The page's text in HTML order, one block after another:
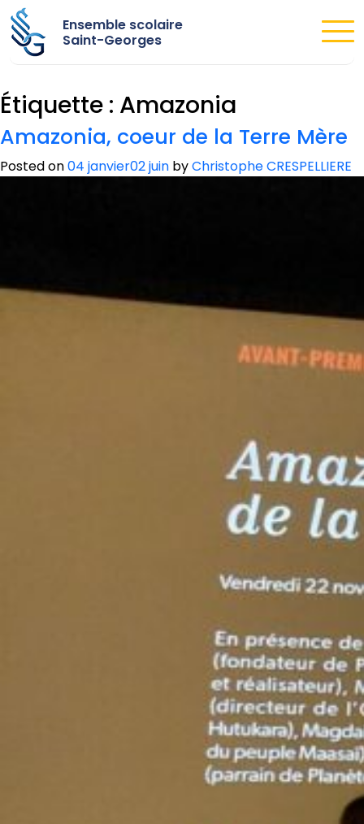
Ensemble scolaire
Saint-Georges
Étiquette : Amazonia
Amazonia, coeur de la Terre Mère
Posted on04 janvier02 juin byChristophe CRESPELLIERE